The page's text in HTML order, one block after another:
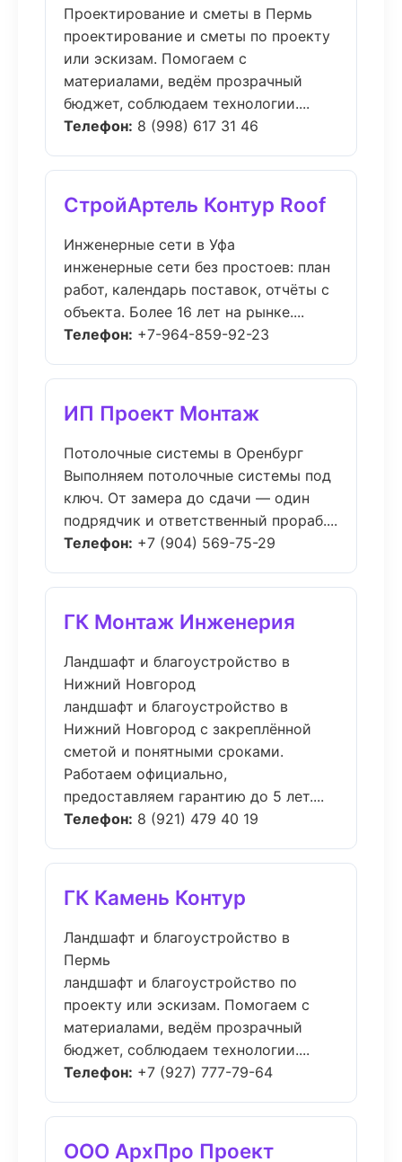
Проектирование и сметы в Пермь
проектирование и сметы по проекту
или эскизам. Помогаем с
материалами, ведём прозрачный
бюджет, соблюдаем технологии....
Телефон: 8 (998) 617 31 46
СтройАртель Контур Roof
Инженерные сети в Уфа
инженерные сети без простоев: план
работ, календарь поставок, отчёты с
объекта. Более 16 лет на рынке....
Телефон: +7-964-859-92-23
ИП Проект Монтаж
Потолочные системы в Оренбург
Выполняем потолочные системы под
ключ. От замера до сдачи — один
подрядчик и ответственный прораб....
Телефон: +7 (904) 569-75-29
ГК Монтаж Инженерия
Ландшафт и благоустройство в
Нижний Новгород
ландшафт и благоустройство в
Нижний Новгород с закреплённой
сметой и понятными сроками.
Работаем официально,
предоставляем гарантию до 5 лет....
Телефон: 8 (921) 479 40 19
ГК Камень Контур
Ландшафт и благоустройство в
Пермь
ландшафт и благоустройство по
проекту или эскизам. Помогаем с
материалами, ведём прозрачный
бюджет, соблюдаем технологии....
Телефон: +7 (927) 777-79-64
ООО АрхПро Проект